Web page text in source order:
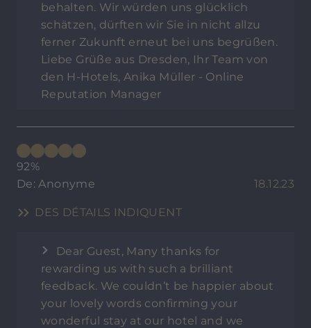
behalten. Wir würden uns glücklich
schätzen, dürften wir Sie in nicht allzu
ferner Zukunft erneut bei uns begrüßen.
Liebe Grüße aus Dresden, Ihr Team von
den H-Hotels, Anika Müller - Online
Reputation Manager
92%
De: Anonyme
18.12.23
DES DÉTAILS INDIQUENT
Dear Guest, Many thanks for
rewarding us with such a brilliant
feedback. We couldn’t be happier about
your lovely words confirming your
wonderful stay at our hotel and we